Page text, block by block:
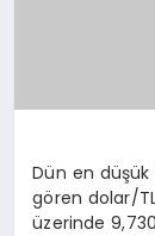
Dün en
gören dolar/
üzerinde